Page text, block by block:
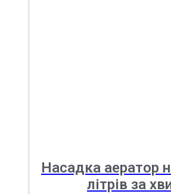
Насадка аератор
літрів за